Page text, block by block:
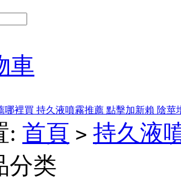
車
哪裡買 持久液噴霧推薦 點擊加新賴 陰莖
: 首頁 > 持久液
分类